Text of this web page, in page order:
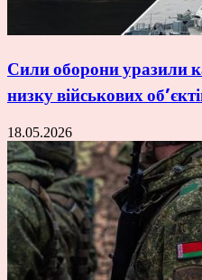
Сили оборони уразили
низку військових
18.05.2026